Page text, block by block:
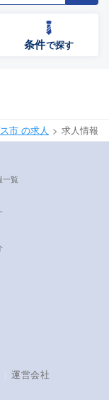
条件で探す
市 の求人 求人情報
一覧
運営会社